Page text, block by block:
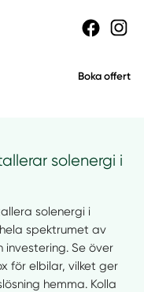
Boka offert
solenergi i
solenergi i
spektrumet av
Se över
för elbilar, vilket ger
hemma. Kolla